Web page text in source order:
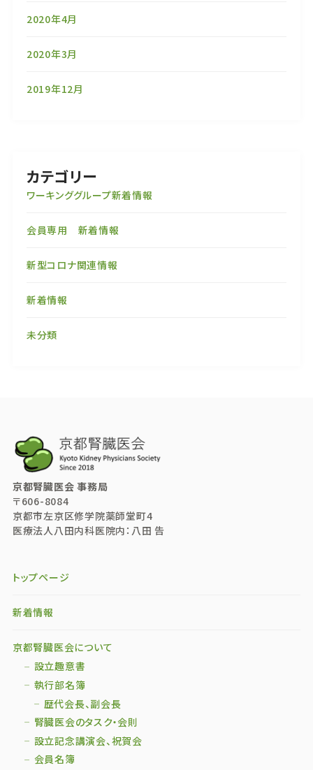
2020年4月
2020年3月
2019年12月
カテゴリー
ワーキンググループ新着情報
会員専用 新着情報
新型コロナ関連情報
新着情報
未分類
京都腎臓医会 事務局
〒606-8084
京都市左京区修学院薬師堂町4
医療法人八田内科医院内：八田 告
トップページ
新着情報
京都腎臓医会について
設立趣意書
執行部名簿
歴代会長、副会長
腎臓医会のタスク・会則
設立記念講演会、祝賀会
会員名簿